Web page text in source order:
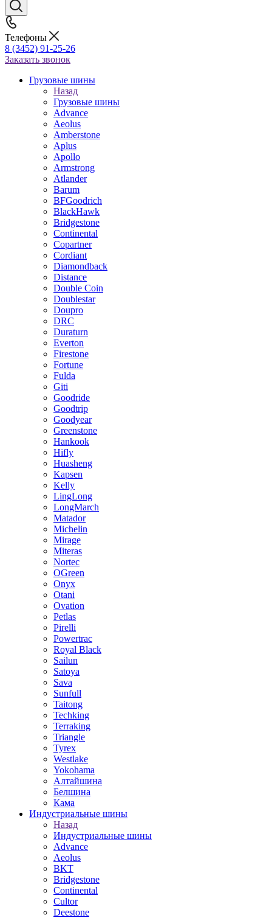
Телефоны
8 (3452) 91-25-26
Заказать звонок
Грузовые шины
Назад
Грузовые шины
Advance
Aeolus
Amberstone
Aplus
Apollo
Armstrong
Atlander
Barum
BFGoodrich
BlackHawk
Bridgestone
Continental
Copartner
Cordiant
Diamondback
Distance
Double Coin
Doublestar
Doupro
DRC
Duraturn
Everton
Firestone
Fortune
Fulda
Giti
Goodride
Goodtrip
Goodyear
Greenstone
Hankook
Hifly
Huasheng
Kapsen
Kelly
LingLong
LongMarch
Matador
Michelin
Mirage
Miteras
Nortec
OGreen
Onyx
Otani
Ovation
Petlas
Pirelli
Powertrac
Royal Black
Sailun
Satoya
Sava
Sunfull
Taitong
Techking
Terraking
Triangle
Tyrex
Westlake
Yokohama
Алтайшина
Белшина
Кама
Индустриальные шины
Назад
Индустриальные шины
Advance
Aeolus
BKT
Bridgestone
Continental
Cultor
Deestone